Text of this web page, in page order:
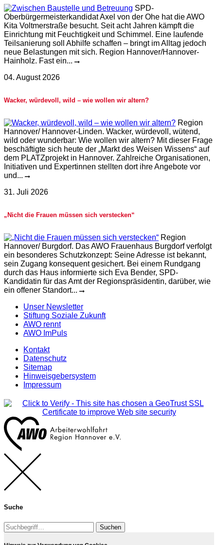
SPD-
Oberbürgermeisterkandidat Axel von der Ohe hat die AWO
Kita Voltmerstraße besucht. Seit acht Jahren kämpft die
Einrichtung mit Feuchtigkeit und Schimmel. Eine laufende
Teilsanierung soll Abhilfe schaffen – bringt im Alltag jedoch
neue Belastungen mit sich. Region Hannover/Hannover-
Hainholz. Fast ein...
04. August 2026
Wacker, würdevoll, wild – wie wollen wir altern?
Region
Hannover/ Hannover-Linden. Wacker, würdevoll, wütend,
wild oder wunderbar: Wie wollen wir altern? Mit dieser Frage
beschäftigte sich heute der „Markt des Weisen Wissens“ auf
dem PLATZprojekt in Hannover. Zahlreiche Organisationen,
Initiativen und Expertinnen stellten dort ihre Angebote vor
und...
31. Juli 2026
„Nicht die Frauen müssen sich verstecken“
Region
Hannover/ Burgdorf. Das AWO Frauenhaus Burgdorf verfolgt
ein besonderes Schutzkonzept: Seine Adresse ist bekannt,
sein Zugang konsequent gesichert. Bei einem Rundgang
durch das Haus informierte sich Eva Bender, SPD-
Kandidatin für das Amt der Regionspräsidentin, darüber, wie
ein offener Standort...
Unser Newsletter
Stiftung Soziale Zukunft
AWO rennt
AWO ImPuls
Kontakt
Datenschutz
Sitemap
Hinweisgebersystem
Impressum
Suche
Suchen